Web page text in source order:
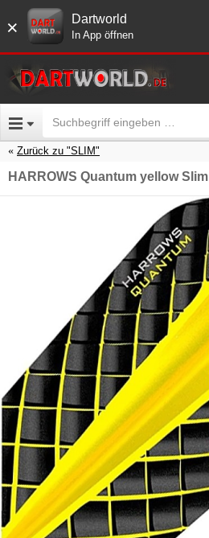
× Dartworld
In App öffnen
Zurück zu "SLIM"
HARROWS Quantum yellow Slim